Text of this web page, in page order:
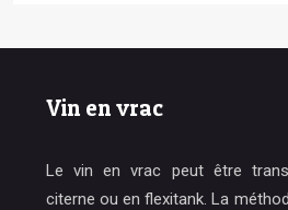
Vin en vrac
Le vin en vrac peut être
citerne ou en flexitank. La